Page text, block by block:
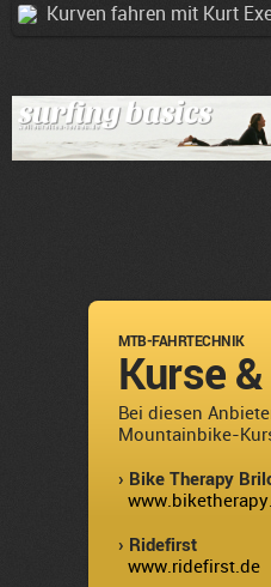
Kurven fahren mit Kurt
MTB-FAHRTECHNIK
Kurse
Bei diesen
Mountainbike-
› Bike Therapy
› Ridefirst
www.ridefirst.de